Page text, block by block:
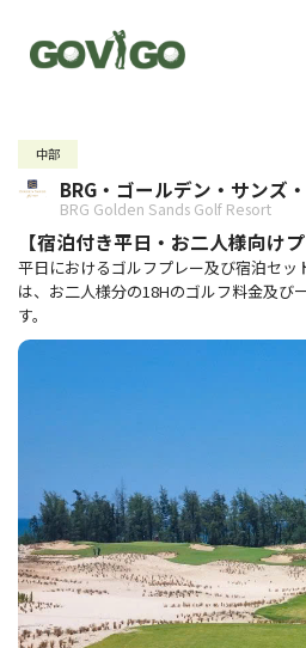
中部
BRG・ゴールデン・サンズ
BRG Golden Sands Golf Resort
【宿泊付き平日・お二人様向け
平日におけるゴルフプレー及び宿泊セッ
は、お二人様分の18Hのゴルフ料金及び
す。